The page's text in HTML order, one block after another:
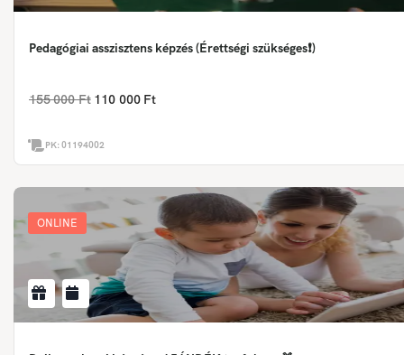
Pedagógiai asszisztens képzés (Érettségi szükséges❗)
155 000 Ft 110 000 Ft
PK:01194002
ONLINE